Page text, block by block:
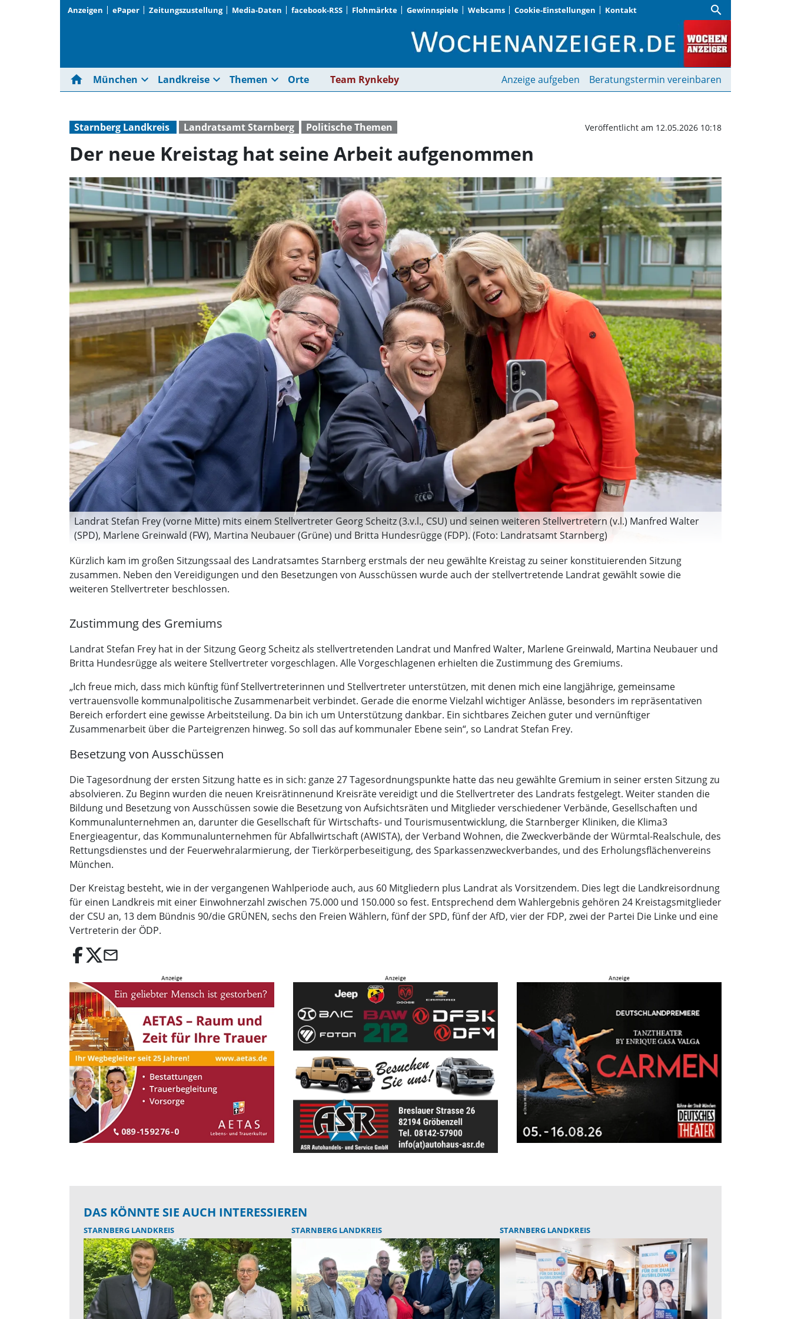
Anzeigen ePaper Zeitungszustellung Media-Daten facebook-RSS Flohmärkte Gewinnspiele Webcams Cookie-Einstellungen Kontakt search
Der neue Kreistag hat seine Arbeit
home München expand_more Landkreise expand_more Themen expand_more Orte Team Rynkeby Anzeige aufgeben Beratungstermin vereinbaren
Starnberg Landkreis Landratsamt Starnberg Politische Themen Veröffentlicht am 12.05.2026 10:18
Der neue Kreistag hat seine Arbeit aufgenommen
Landrat Stefan Frey (vorne Mitte) mits einem Stellvertreter Georg Scheitz (3.v.l., CSU) und seinen weiteren Stellvertretern (v.l.) Manfred Walter
(SPD), Marlene Greinwald (FW), Martina Neubauer (Grüne) und Britta Hundesrügge (FDP). (Foto: Landratsamt Starnberg)
Kürzlich kam im großen Sitzungssaal des Landratsamtes Starnberg erstmals der neu gewählte Kreistag zu seiner konstituierenden Sitzung
zusammen. Neben den Vereidigungen und den Besetzungen von Ausschüssen wurde auch der stellvertretende Landrat gewählt sowie die
weiteren Stellvertreter beschlossen.
Zustimmung des Gremiums
Landrat Stefan Frey hat in der Sitzung Georg Scheitz als stellvertretenden Landrat und Manfred Walter, Marlene Greinwald, Martina Neubauer und
Britta Hundesrügge als weitere Stellvertreter vorgeschlagen. Alle Vorgeschlagenen erhielten die Zustimmung des Gremiums.
„Ich freue mich, dass mich künftig fünf Stellvertreterinnen und Stellvertreter unterstützen, mit denen mich eine langjährige, gemeinsame
vertrauensvolle kommunalpolitische Zusammenarbeit verbindet. Gerade die enorme Vielzahl wichtiger Anlässe, besonders im repräsentativen
Bereich erfordert eine gewisse Arbeitsteilung. Da bin ich um Unterstützung dankbar. Ein sichtbares Zeichen guter und vernünftiger
Zusammenarbeit über die Parteigrenzen hinweg. So soll das auf kommunaler Ebene sein“, so Landrat Stefan Frey.
Besetzung von Ausschüssen
Die Tagesordnung der ersten Sitzung hatte es in sich: ganze 27 Tagesordnungspunkte hatte das neu gewählte Gremium in seiner ersten Sitzung zu
absolvieren. Zu Beginn wurden die neuen Kreisrätinnenund Kreisräte vereidigt und die Stellvertreter des Landrats festgelegt. Weiter standen die
Bildung und Besetzung von Ausschüssen sowie die Besetzung von Aufsichtsräten und Mitglieder verschiedener Verbände, Gesellschaften und
Kommunalunternehmen an, darunter die Gesellschaft für Wirtschafts- und Tourismusentwicklung, die Starnberger Kliniken, die Klima3
Energieagentur, das Kommunalunternehmen für Abfallwirtschaft (AWISTA), der Verband Wohnen, die Zweckverbände der Würmtal-Realschule, des
Rettungsdienstes und der Feuerwehralarmierung, der Tierkörperbeseitigung, des Sparkassenzweckverbandes, und des Erholungsflächenvereins
München.
Der Kreistag besteht, wie in der vergangenen Wahlperiode auch, aus 60 Mitgliedern plus Landrat als Vorsitzendem. Dies legt die Landkreisordnung
für einen Landkreis mit einer Einwohnerzahl zwischen 75.000 und 150.000 so fest. Entsprechend dem Wahlergebnis gehören 24 Kreistagsmitglieder
der CSU an, 13 dem Bündnis 90/die GRÜNEN, sechs den Freien Wählern, fünf der SPD, fünf der AfD, vier der FDP, zwei der Partei Die Linke und eine
Vertreterin der ÖDP.
email
DAS KÖNNTE SIE AUCH INTERESSIEREN
STARNBERG LANDKREIS STARNBERG LANDKREIS STARNBERG LANDKREIS